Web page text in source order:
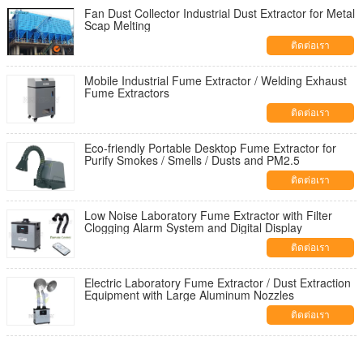
Fan Dust Collector Industrial Dust Extractor for Metal
Scap Melting
ติดต่อเรา
Mobile Industrial Fume Extractor / Welding Exhaust
Fume Extractors
ติดต่อเรา
Eco-friendly Portable Desktop Fume Extractor for
Purify Smokes / Smells / Dusts and PM2.5
ติดต่อเรา
Low Noise Laboratory Fume Extractor with Filter
Clogging Alarm System and Digital Display
ติดต่อเรา
Electric Laboratory Fume Extractor / Dust Extraction
Equipment with Large Aluminum Nozzles
ติดต่อเรา